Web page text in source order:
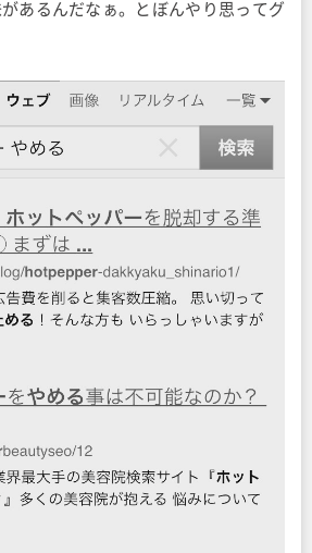
あるんだなぁ。とぼんやり思ってグ